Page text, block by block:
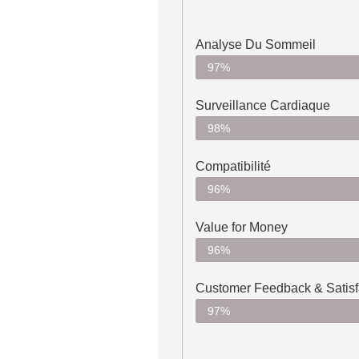
Analyse Du Sommeil
97%
Surveillance Cardiaque
98%
Compatibilité
96%
Value for Money
96%
Customer Feedback &
97%